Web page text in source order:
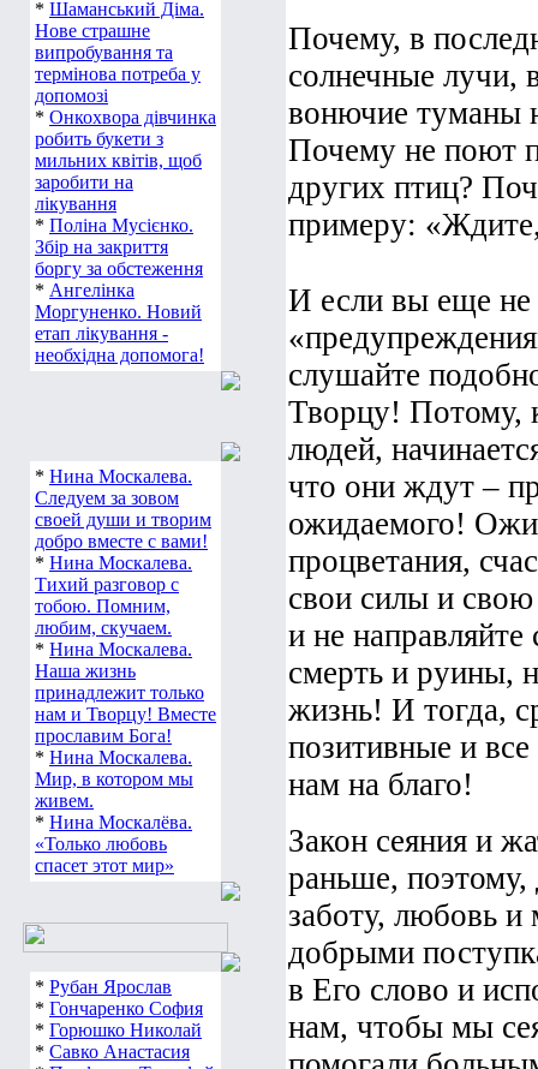
обстрілів
*Шаманський Діма.
Нове страшне
випробування та
термінова потреба у
допомозі
*Онкохвора дівчинка
робить букети з
мильних квітів, щоб
заробити на
лікування
*Поліна Мусієнко.
Збір на закриття
боргу за обстеження
*Ангелінка
Моргуненко. Новий
етап лікування -
*Нина Москалева.
Следуем за зовом
своей души и творим
добро вместе с вами!
*Нина Москалева.
Тихий разговор с
тобою. Помним,
любим, скучаем.
*Нина Москалева.
Наша жизнь
принадлежит только
нам и Творцу! Вместе
прославим Бога!
*Нина Москалева.
Мир, в котором мы
живем.
*Нина Москалёва.
«Только любовь
* Рубан Ярослав
* Гончаренко София
* Горюшко Николай
Почему, в
солнечные лучи,
вонючие туманы
Почему не поют
других птиц?
примеру: «Ждите,
И если вы еще не
слушайте
Творцу! Потому,
людей,
что они ждут –
ожидаемого!
процветания,
свои силы и
и не
смерть и руины,
жизнь! И тогда,
позитивные и все
нам на благо!
Закон сеяния и
раньше, поэтому,
заботу, любовь
добрыми
в Его слово и
нам, чтобы мы